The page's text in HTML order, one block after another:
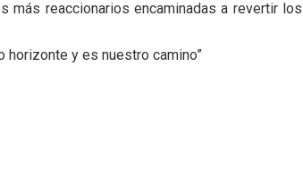
más reaccionarios encaminadas a revertir los
horizonte y es nuestro camino”